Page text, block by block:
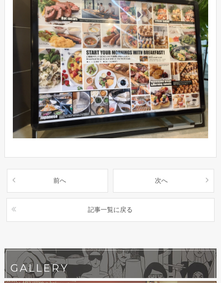
前へ
記事一覧に戻る
次へ
GALLERY